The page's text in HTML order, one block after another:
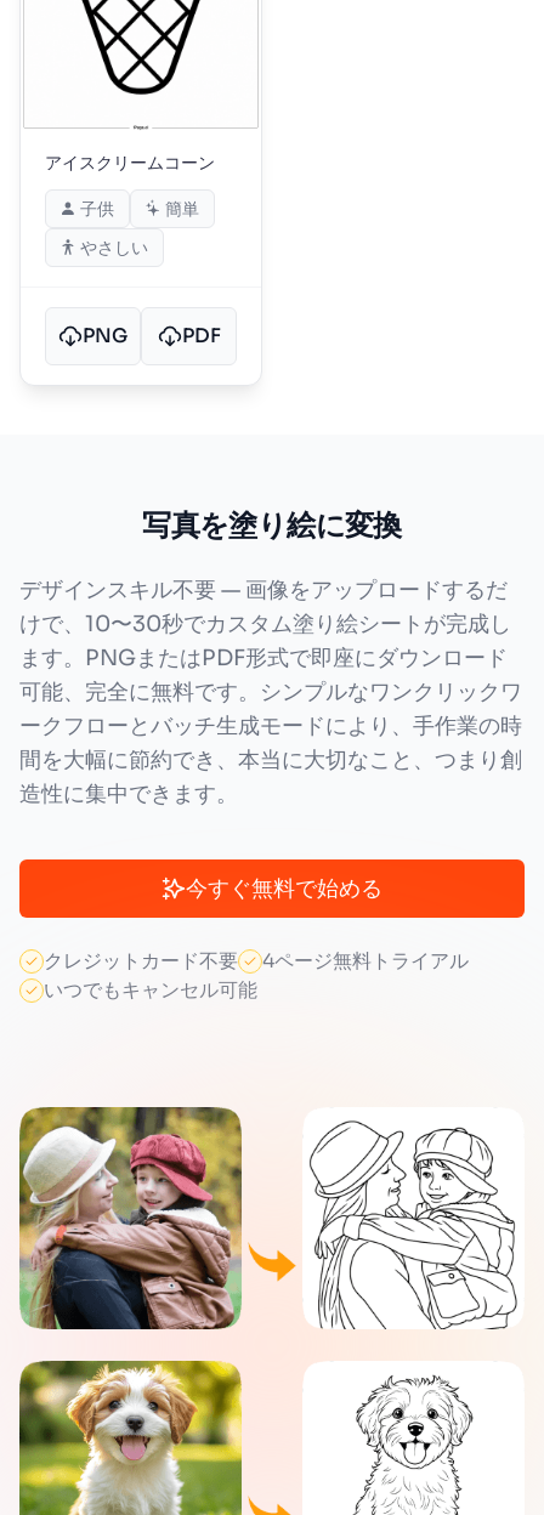
アイスクリームコーン
子供
簡単
やさしい
PNG PDF
写真を塗り絵に変換
デザインスキル不要 — 画像をアップロードするだ
けで、10〜30秒でカスタム塗り絵シートが完成し
ます。PNGまたはPDF形式で即座にダウンロード
可能、完全に無料です。シンプルなワンクリックワ
ークフローとバッチ生成モードにより、手作業の時
間を大幅に節約でき、本当に大切なこと、つまり創
造性に集中できます。
今すぐ無料で始める
クレジットカード不要
4ページ無料トライアル
いつでもキャンセル可能